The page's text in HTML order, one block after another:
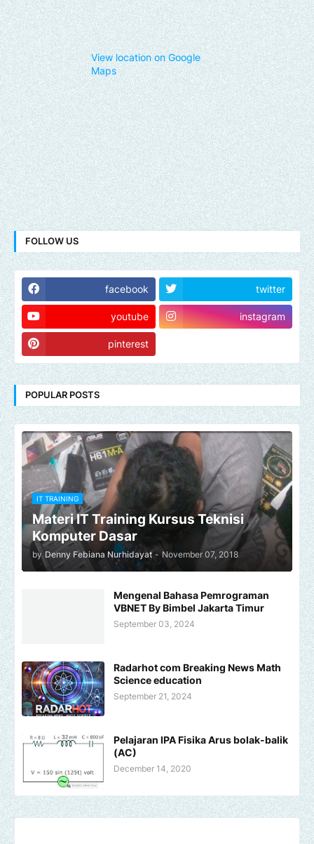
View location on Google
Maps
FOLLOW US
facebook twitter
youtube instagram
pinterest
POPULAR POSTS
IT TRAINING
Materi IT Training Kursus Teknisi
Komputer Dasar
by Denny Febiana Nurhidayat - November 07, 2018
Mengenal Bahasa Pemrograman
VBNET By Bimbel Jakarta Timur
September 03, 2024
Radarhot com Breaking News Math
Science education
September 21, 2024
Pelajaran IPA Fisika Arus bolak-balik
(AC)
December 14, 2020